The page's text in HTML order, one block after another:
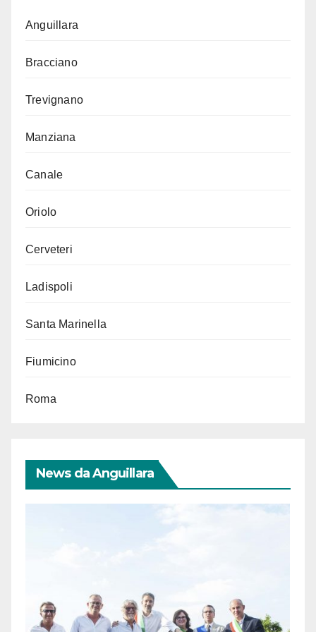
Anguillara
Bracciano
Trevignano
Manziana
Canale
Oriolo
Cerveteri
Ladispoli
Santa Marinella
Fiumicino
Roma
News da Anguillara